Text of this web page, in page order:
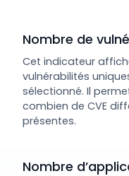
Nombre de
Cet indicateur
vulnérabilités
sélectionné. Il
combien de CVE
présentes.
Nombre